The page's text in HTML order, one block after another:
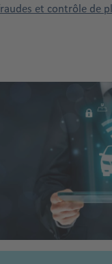
et contrôle de